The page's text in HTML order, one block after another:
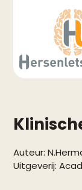
Auteur:
Uitgeverij: